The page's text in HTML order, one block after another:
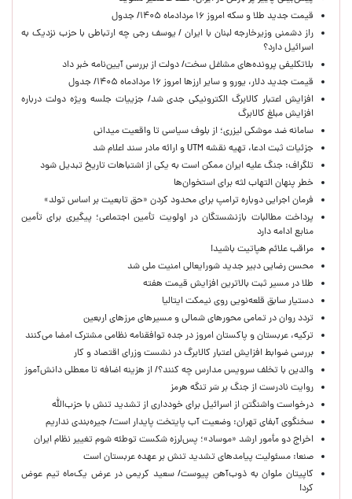
قیمت جدید طلا و سکه امروز ۱۶ مردادماه ۱۴۰۵/ جدول
راز دشمنی وزیرخارجه لبنان با ایران / یوسف رجی چه ارتباطی با حزب نزدیک به
اسرائیل دارد؟
بلاتکلیفی پرونده‌های مشاغل سخت/ دولت از بررسی آیین‌نامه خبر داد
قیمت جدید دلار، یورو و سایر ارزها امروز ۱۶ مردادماه ۱۴۰۵/ جدول
افزایش اعتبار کالابرگ الکترونیکی جدی شد/ جزییات جلسه ویژه دولت درباره
افزایش مبلغ کالابرگ
سامانه ضد موشکی لیزری؛ از بلوف سیاسی تا واقعیت میدانی
جزئیات ثبت ادعا، تهیه نقشه UTM و ارائه مادر سند اعلام شد
تلگراف: جنگ علیه ایران ممکن است به یکی از اشتباهات تاریخ تبدیل شود
خطر پنهان التهاب لثه برای استخوان‌ها
فرمان اجرایی دوباره ترامپ برای محدود کردن «حق تابعیت بر اساس تولد»
پرداخت مطالبات بازنشستگان در اولویت تأمین اجتماعی؛ پیگیری برای تأمین
منابع ادامه دارد
مراقب علائم هپاتیت باشید!
محسن رضایی دبیر جدید شورایعالی امنیت ملی شد
طلا در مسیر ثبت بالاترین افزایش قیمت هفته
دستیار سابق قلعه‌نویی روی نیمکت ایتالیا
تردد روان در تمامی محورهای شمالی و مسیرهای مرزهای اربعین
ترکیه، عربستان و پاکستان امروز در جده توافقنامه نظامی مشترک امضا می‌کنند
بررسی ضوابط افزایش اعتبار کالابرگ در نشست وزرای اقتصاد و کار
والدین با تخلف سرویس مدارس چه کنند؟/ از هزینه اضافه تا معطلی دانش‌آموز
روایت نادرست از جنگ بر سَر تنگه هرمز
درخواست واشنگتن از اسرائیل برای خودداری از تشدید تنش با حزب‌الله
سخنگوی آبفای تهران: وضعیت آب پایتخت پایدار است/ جیره‌بندی نداریم
اخراج دو مأمور ارشد «موساد»؛ پس‌لرزه شکست توطئه شوم تغییر نظام ایران
صنعا: مسئولیت پیامدهای تشدید تنش بر عهده عربستان است
کاپیتان ملوان به ذوب‌آهن پیوست/ سعید کریمی در عرض یک‌ماه تیم عوض
کرد!